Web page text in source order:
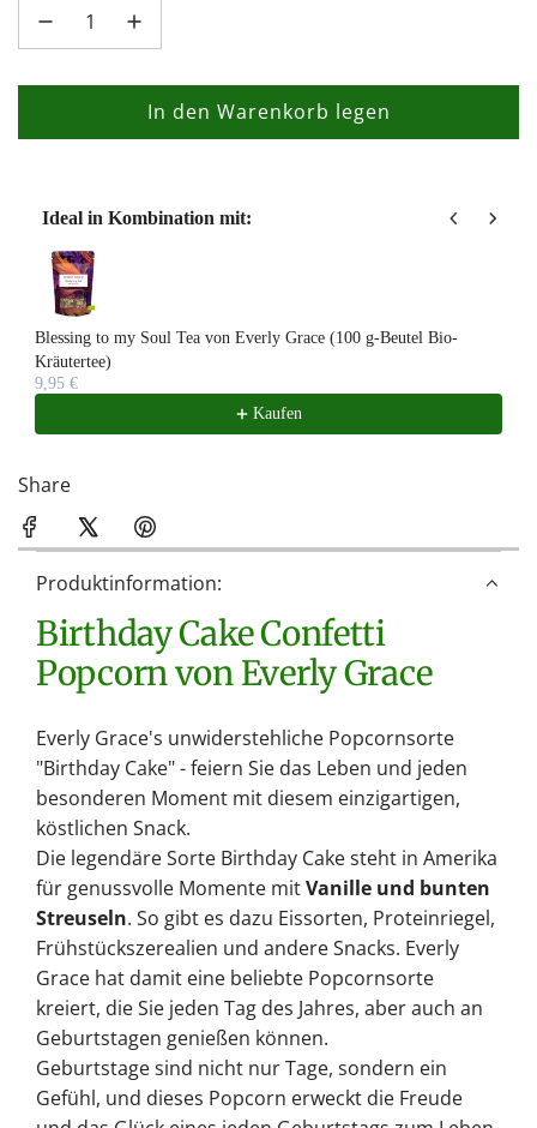
In den Warenkorb legen
L
.
Ideal in Kombination mit:
Use the Previous and Next buttons to navigate through product
Blessing to my Soul Tea von Everly Grace (100 g-Beutel Bio-
Kräutertee)
9,95 €
Kaufen
Share
Produktinformation:
Birthday Cake Confetti
Popcorn von Everly Grace
Everly Grace's unwiderstehliche Popcornsorte
"Birthday Cake" - feiern Sie das Leben und jeden
besonderen Moment mit diesem einzigartigen,
köstlichen Snack.
Die legendäre Sorte Birthday Cake steht in Amerika
für genussvolle Momente mitVanille und bunten
Streuseln. So gibt es dazu Eissorten, Proteinriegel,
Frühstückszerealien und andere Snacks. Everly
Grace hat damit eine beliebte Popcornsorte
kreiert, die Sie jeden Tag des Jahres, aber auch an
Geburtstagen genießen können.
Geburtstage sind nicht nur Tage, sondern ein
Gefühl, und dieses Popcorn erweckt die Freude